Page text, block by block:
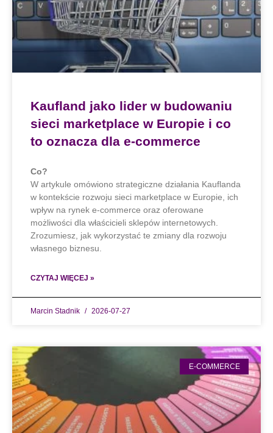
Kaufland jako lider w budowaniu
sieci marketplace w Europie i co
to oznacza dla e-commerce
Co?
W artykule omówiono strategiczne działania Kauflanda
w kontekście rozwoju sieci marketplace w Europie, ich
wpływ na rynek e-commerce oraz oferowane
możliwości dla właścicieli sklepów internetowych.
Zrozumiesz, jak wykorzystać te zmiany dla rozwoju
własnego biznesu.
CZYTAJ WIĘCEJ »
Marcin Stadnik 2026-07-27
E-COMMERCE